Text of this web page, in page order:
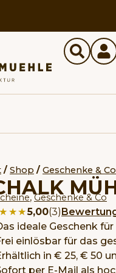
/ Shop / Geschenke & Co
,Geschenke & Co
5,00(3)
ideale Geschenk für
einlösbar für das
in € 25, € 50
per E-Mail als